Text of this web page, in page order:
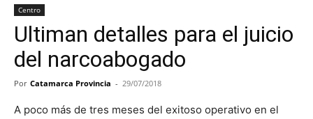
Provincia
Centro
Ultiman detalles para el juicio
del narcoabogado
Por Catamarca Provincia - 29/07/2018
A poco más de tres meses del exitoso operativo en el